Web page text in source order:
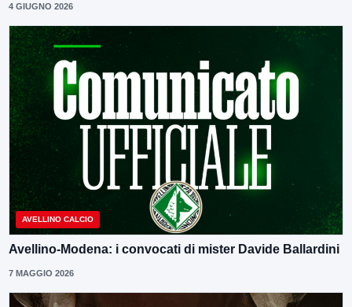
4 GIUGNO 2026
AVELLINO CALCIO
Avellino-Modena: i convocati di mister Davide Ballardini
7 MAGGIO 2026